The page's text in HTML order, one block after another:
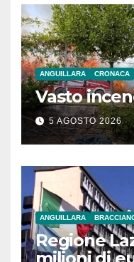
ANGUILLARA CRONACA
Vasto
5 AGOSTO 2026
ANGUILLARA
Regione
milioni di